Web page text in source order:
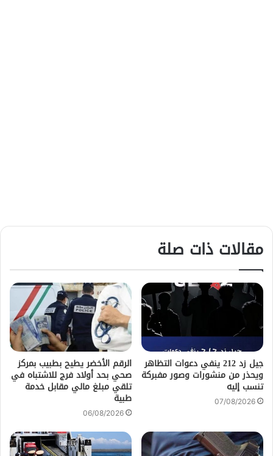
مقالات ذات صلة
جيل زد 212 ينفي دعوات التظاهر
ويحذر من منشورات وصور مفبركة
تنسب إليه
07/08/2026
الرقم الأخضر يطيح بطبيب بمركز
صحي بحد أولاد فرج للاشتباه في
تلقي مبلغ مالي مقابل خدمة
طبية
06/08/2026